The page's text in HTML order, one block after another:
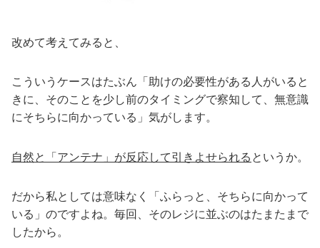
改めて考えてみると、
こういうケースはたぶん「助けの必要性がある人がいると
きに、そのことを少し前のタイミングで察知して、無意識
にそちらに向かっている」気がします。
自然と「アンテナ」が反応して引きよせられる というか。
だから私としては意味なく「ふらっと、そちらに向かって
いる」のですよね。毎回、そのレジに並ぶのはたまたまで
したから。